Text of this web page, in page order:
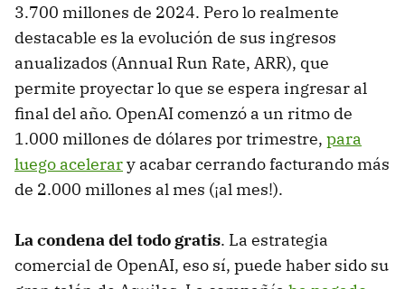
3.700 millones de 2024. Pero lo realmente
destacable es la evolución de sus ingresos
anualizados (Annual Run Rate, ARR), que
permite proyectar lo que se espera ingresar al
final del año. OpenAI comenzó a un ritmo de
1.000 millones de dólares por trimestre, para
luego acelerary acabar cerrando facturando más
de 2.000 millones al mes (¡al mes!).
La condena del todo gratis. La estrategia
comercial de OpenAI, eso sí, puede haber sido su